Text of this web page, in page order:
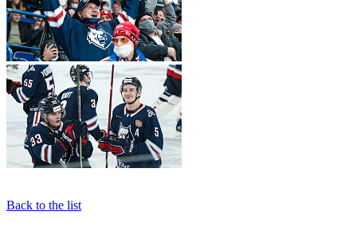
Back to the list